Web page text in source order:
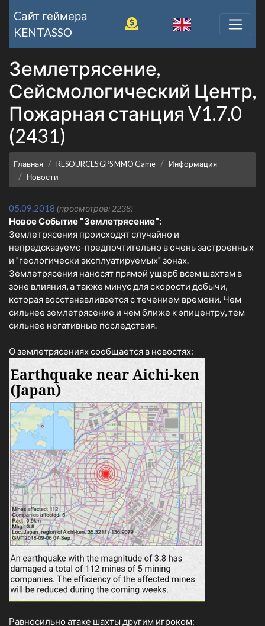
Cайт геймера
KENTASSO
Землетрясение,
Сейсмологический Центр,
Пожарная станция V1.7.0
(2431)
Главная RESOURCES GPS MMO Game
Информация
Новости
05.09.2018 (просмотров: 2238)
Новое Событие "Землетрясение":
Землетрясения происходят случайно и
непредсказуемо-предпочтительно в очень застроенных
и "геологически эксплуатируемых" зонах.
Землетрясения наносят прямой ущерб всем шахтам в
зоне влияния, а также минус для скорости добычи,
которая восстанавливается с течением времени. Чем
сильнее землетрясение и чем ближе к эпицентру, тем
сильнее негативные последствия.
О землетрясениях сообщается в новостях:
Равносильно атаке шахты другим игроком: